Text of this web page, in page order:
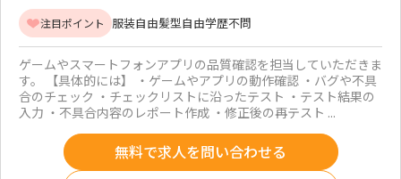
注目ポイント 服装自由髪型自由学歴不問
ゲームやスマートフォンアプリの品質確認を担当していただきま
す。 【具体的には】 ・ゲームやアプリの動作確認 ・バグや不具
合のチェック ・チェックリストに沿ったテスト ・テスト結果の
入力 ・不具合内容のレポート作成 ・修正後の再テスト ...
無料で求人を問い合わせる